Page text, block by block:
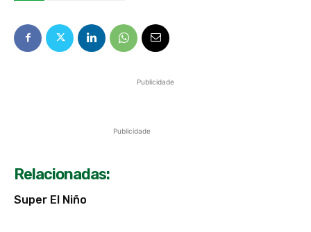
Publicidade
Publicidade
Relacionadas:
Super El Niño